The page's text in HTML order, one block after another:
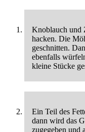
Knoblauch und
hacken. Die
geschnitten.
ebenfalls
kleine Stücke
Ein Teil des
dann wird das
zugegeben und